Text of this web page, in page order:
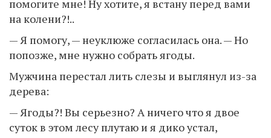
помогите мне! Ну хотите, я встану перед вами
на колени?!..
— Я помогу, — неуклюже согласилась она. — Но
попозже, мне нужно собрать ягоды.
Мужчина перестал лить слезы и выглянул из-за
дерева:
— Ягоды?! Вы серьезно? А ничего что я двое
суток в этом лесу плутаю и я дико устал,